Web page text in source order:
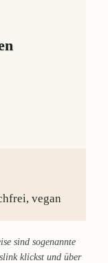
vegan
sind sogenannte
klickst und über